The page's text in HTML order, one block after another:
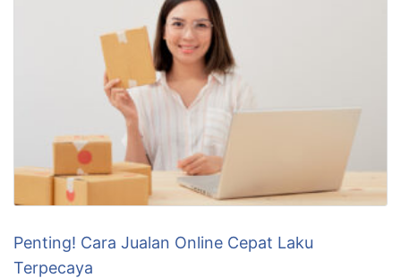
Penting! Cara Jualan Online Cepat Laku
Terpecaya